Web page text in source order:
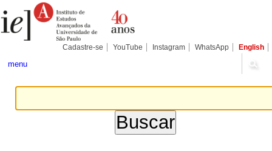
para
conteúdo.
Pessoais
Cadastre-se YouTube Instagram WhatsApp English
menu